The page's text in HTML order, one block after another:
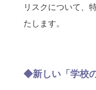
リスクについて、
たします。
◆新しい「学校